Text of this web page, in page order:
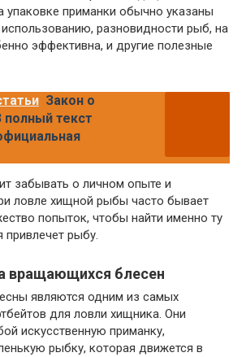
упаковке приманки обычно указаны
разновидности рыб, на
эффективна, и другие полезные
Закон о
полный текст
забывать о личном опыте и
ловле хищной рыбы часто бывает
попыток, чтобы найти именно ту
привлечет рыбу.
вращающихся блесен
являются одним из самых
для ловли хищника. Они
искусственную приманку,
рыбку, которая движется в